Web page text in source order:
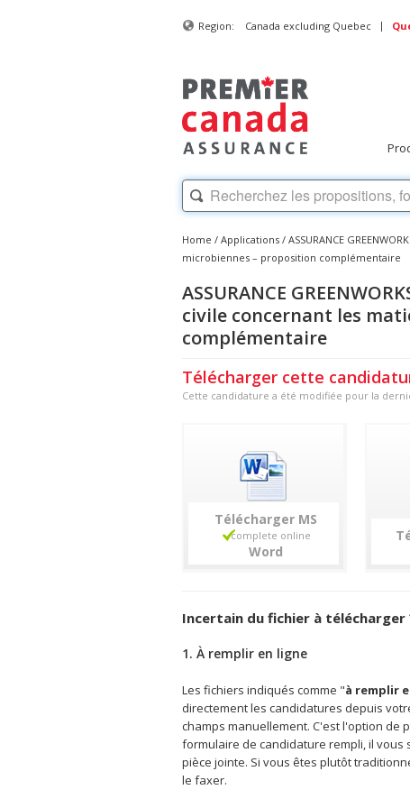
Region: Canada excluding Quebec |
Home / Applications / ASSURANCE
microbiennes – proposition complémentaire
ASSURANCE
civile concernant les
complémentaire
Télécharger cette
Cette candidature a été modifiée pour la
Télécharger
Incertain du fichier à télécharger
1. À remplir en ligne
Les fichiers indiqués comme "à remplir
directement les candidatures depuis
champs manuellement. C'est l'option de
formulaire de candidature rempli, il
pièce jointe. Si vous êtes plutôt
le faxer.